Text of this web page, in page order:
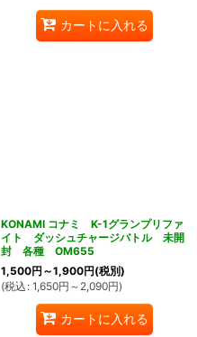
カートに入れる
KONAMI コナミ K-1グランプリファ
イト ダッシュチャージバトル 未開
封 各種 OM655
1,500円 ～1,900円(税別)
(税込 : 1,650円 ～2,090円)
カートに入れる